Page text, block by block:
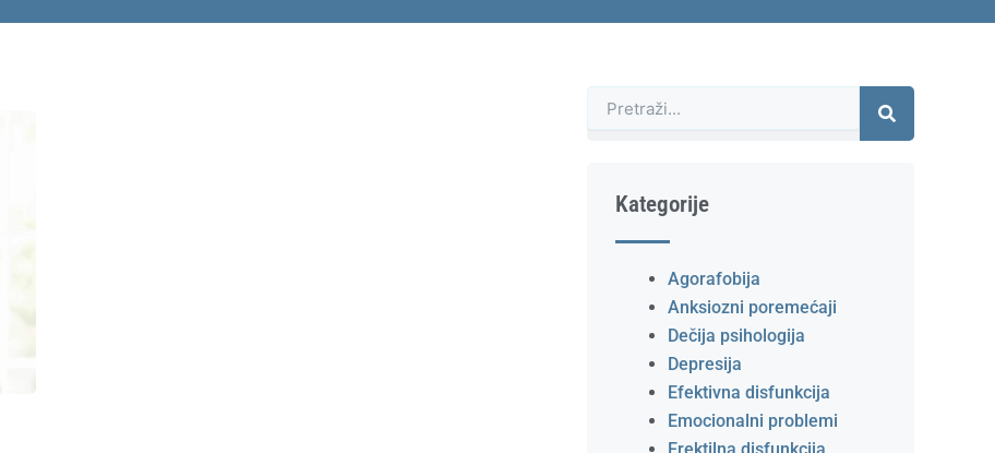
Претрага
Kategorije
Agorafobija
Anksiozni poremećaji
Dečija psihologija
Depresija
Efektivna disfunkcija
Emocionalni problemi